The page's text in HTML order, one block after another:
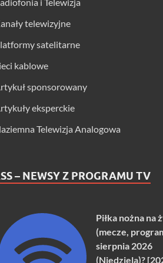
i Telewizja
telewizyjne
satelitarne
kablowe
sponsorowany
eksperckie
Telewizja Analogowa
– NEWSY Z PROGRAMU TV
Piłka nożna na
(mecze,
sierpnia 2026
(Niedziela)?